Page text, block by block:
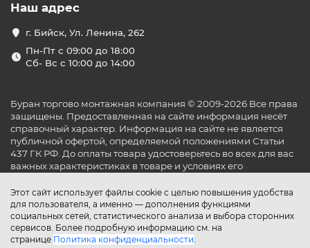
Этот сайт использует файлы cookie с целью повышения удобства
для пользователя, а именно — дополнения функциями
социальных сетей, статистического анализа и выбора сторонних
сервисов. Более подробную информацию см. на
странице Политика конфиденциальности.
Наш адрес
г. Бийск, Ул. Ленина, 262
Пн-Пт с 09:00 до 18:00
Сб- Вс с 10:00 до 14:00
Буран торгово монтажная компания © 2009-2026 Все права
защищены. Предоставленная на сайте информация несёт
справочный характер. Информация на сайте не является
публичной офертой, определяемой положениями Статьи
437 ГК РФ. До оплаты товара удостоверьтесь во всех для вас
важных характеристиках в товаре и условиях его